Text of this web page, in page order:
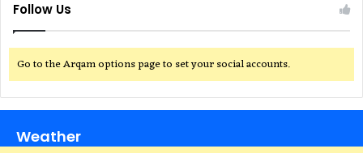
Follow Us
Go to the Arqam options page to set your social accounts.
Weather